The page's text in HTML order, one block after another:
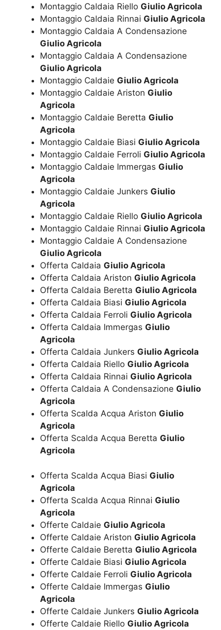
Montaggio Caldaia Riello Giulio Agricola
Montaggio Caldaia Rinnai Giulio Agricola
Montaggio Caldaia A Condensazione
Giulio Agricola
Montaggio Caldaia A Condensazione
Giulio Agricola
Montaggio Caldaie Giulio Agricola
Montaggio Caldaie Ariston Giulio
Agricola
Montaggio Caldaie Beretta Giulio
Agricola
Montaggio Caldaie Biasi Giulio Agricola
Montaggio Caldaie Ferroli Giulio Agricola
Montaggio Caldaie Immergas Giulio
Agricola
Montaggio Caldaie Junkers Giulio
Agricola
Montaggio Caldaie Riello Giulio Agricola
Montaggio Caldaie Rinnai Giulio Agricola
Montaggio Caldaie A Condensazione
Giulio Agricola
Offerta Caldaia Giulio Agricola
Offerta Caldaia Ariston Giulio Agricola
Offerta Caldaia Beretta Giulio Agricola
Offerta Caldaia Biasi Giulio Agricola
Offerta Caldaia Ferroli Giulio Agricola
Offerta Caldaia Immergas Giulio
Agricola
Offerta Caldaia Junkers Giulio Agricola
Offerta Caldaia Riello Giulio Agricola
Offerta Caldaia Rinnai Giulio Agricola
Offerta Caldaia A Condensazione Giulio
Agricola
Offerta Scalda Acqua Ariston Giulio
Agricola
Offerta Scalda Acqua Beretta Giulio
Agricola
Offerta Scalda Acqua Biasi Giulio
Agricola
Offerta Scalda Acqua Rinnai Giulio
Agricola
Offerte Caldaie Giulio Agricola
Offerte Caldaie Ariston Giulio Agricola
Offerte Caldaie Beretta Giulio Agricola
Offerte Caldaie Biasi Giulio Agricola
Offerte Caldaie Ferroli Giulio Agricola
Offerte Caldaie Immergas Giulio
Agricola
Offerte Caldaie Junkers Giulio Agricola
Offerte Caldaie Riello Giulio Agricola